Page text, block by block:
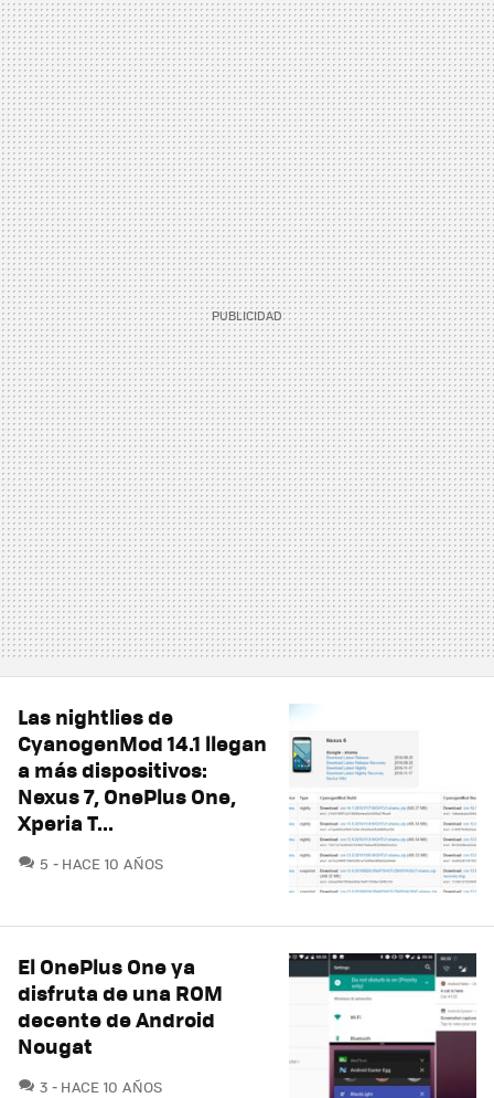
Las nightlies de
CyanogenMod 14.1 llegan
a más dispositivos:
Nexus 7, OnePlus One,
Xperia T...
5 COMENTARIOS
HACE 10 AÑOS
El OnePlus One ya
disfruta de una ROM
decente de Android
Nougat
3 COMENTARIOS
HACE 10 AÑOS